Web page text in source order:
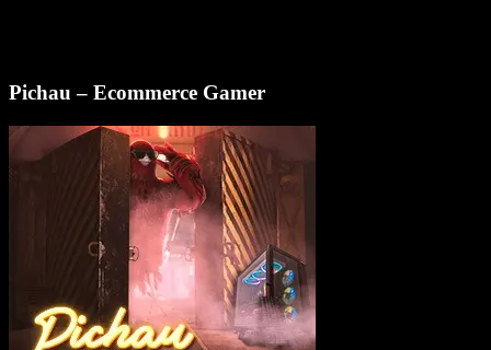
Pichau – Ecommerce Gamer